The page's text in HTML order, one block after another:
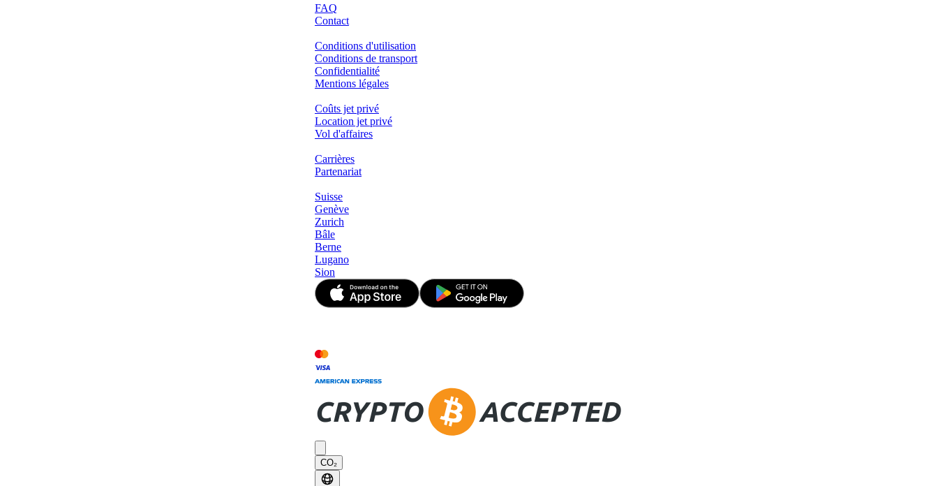
FAQ
Contact
Conditions d'utilisation
Conditions de transport
Confidentialité
Mentions légales
Coûts jet privé
Location jet privé
Vol d'affaires
Carrières
Partenariat
Suisse
Genève
Zurich
Bâle
Berne
Lugano
Sion
CO₂